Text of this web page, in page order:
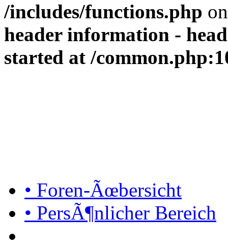
/includes/functions.php
header information -
started at /
• Foren-Ãœbersicht
• PersÃ¶nlicher Bereich